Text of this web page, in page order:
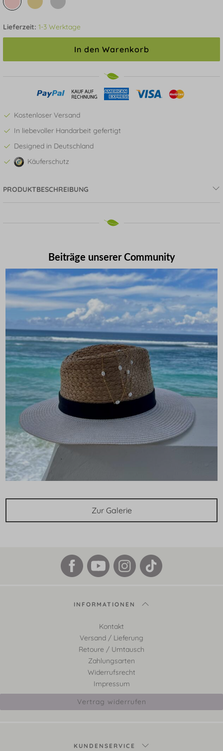
Lieferzeit: 1-3 Werktage
In den Warenkorb
Kostenloser Versand
In liebevoller Handarbeit gefertigt
Designed in Deutschland
Käuferschutz
PRODUKTBESCHREIBUNG
Beiträge unserer Community
Zur Galerie
INFORMATIONEN
Kontakt
Versand / Lieferung
Retoure / Umtausch
Zahlungsarten
Widerrufsrecht
Impressum
Vertrag widerrufen
KUNDENSERVICE